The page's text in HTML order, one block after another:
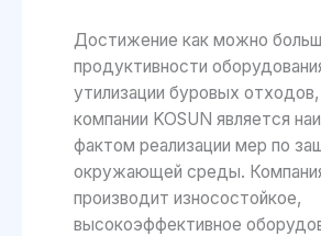
Достижение как можно
продуктивности
утилизации буровых
компании KOSUN является
фактом реализации мер по
окружающей среды.
производит износостойкое,
высокоэффективное